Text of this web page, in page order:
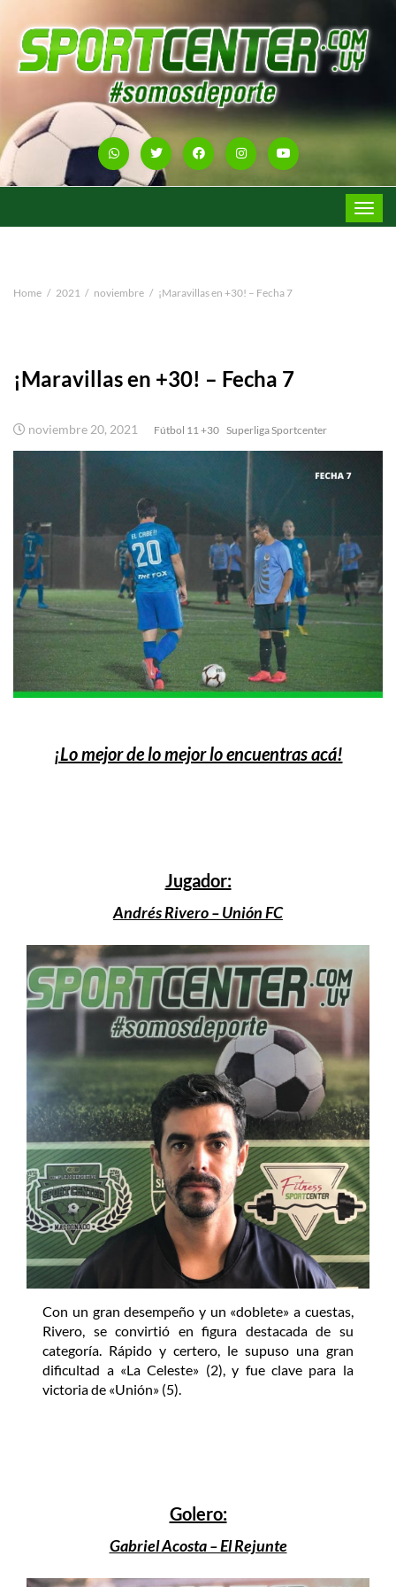
Toggle
Home 2021 noviembre ¡Maravillas en +30! – Fecha 7
¡Maravillas en +30! – Fecha 7
noviembre 20, 2021 Fútbol 11 +30 Superliga Sportcenter
¡Lo mejor de lo mejor lo encuentras acá!
Jugador:
Andrés Rivero – Unión FC
Con un gran desempeño y un «doblete» a cuestas,
Rivero, se convirtió en figura destacada de su
categoría. Rápido y certero, le supuso una gran
dificultad a «La Celeste» (2), y fue clave para la
victoria de «Unión» (5).
Golero:
Gabriel Acosta – El Rejunte